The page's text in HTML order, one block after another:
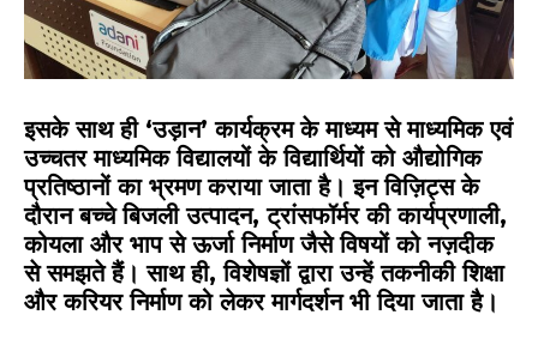
इसके साथ ही ‘उड़ान’ कार्यक्रम के माध्यम से माध्यमिक एवं
उच्चतर माध्यमिक विद्यालयों के विद्यार्थियों को औद्योगिक
प्रतिष्ठानों का भ्रमण कराया जाता है। इन विज़िट्स के
दौरान बच्चे बिजली उत्पादन, ट्रांसफॉर्मर की कार्यप्रणाली,
कोयला और भाप से ऊर्जा निर्माण जैसे विषयों को नज़दीक
से समझते हैं। साथ ही, विशेषज्ञों द्वारा उन्हें तकनीकी शिक्षा
और करियर निर्माण को लेकर मार्गदर्शन भी दिया जाता है।